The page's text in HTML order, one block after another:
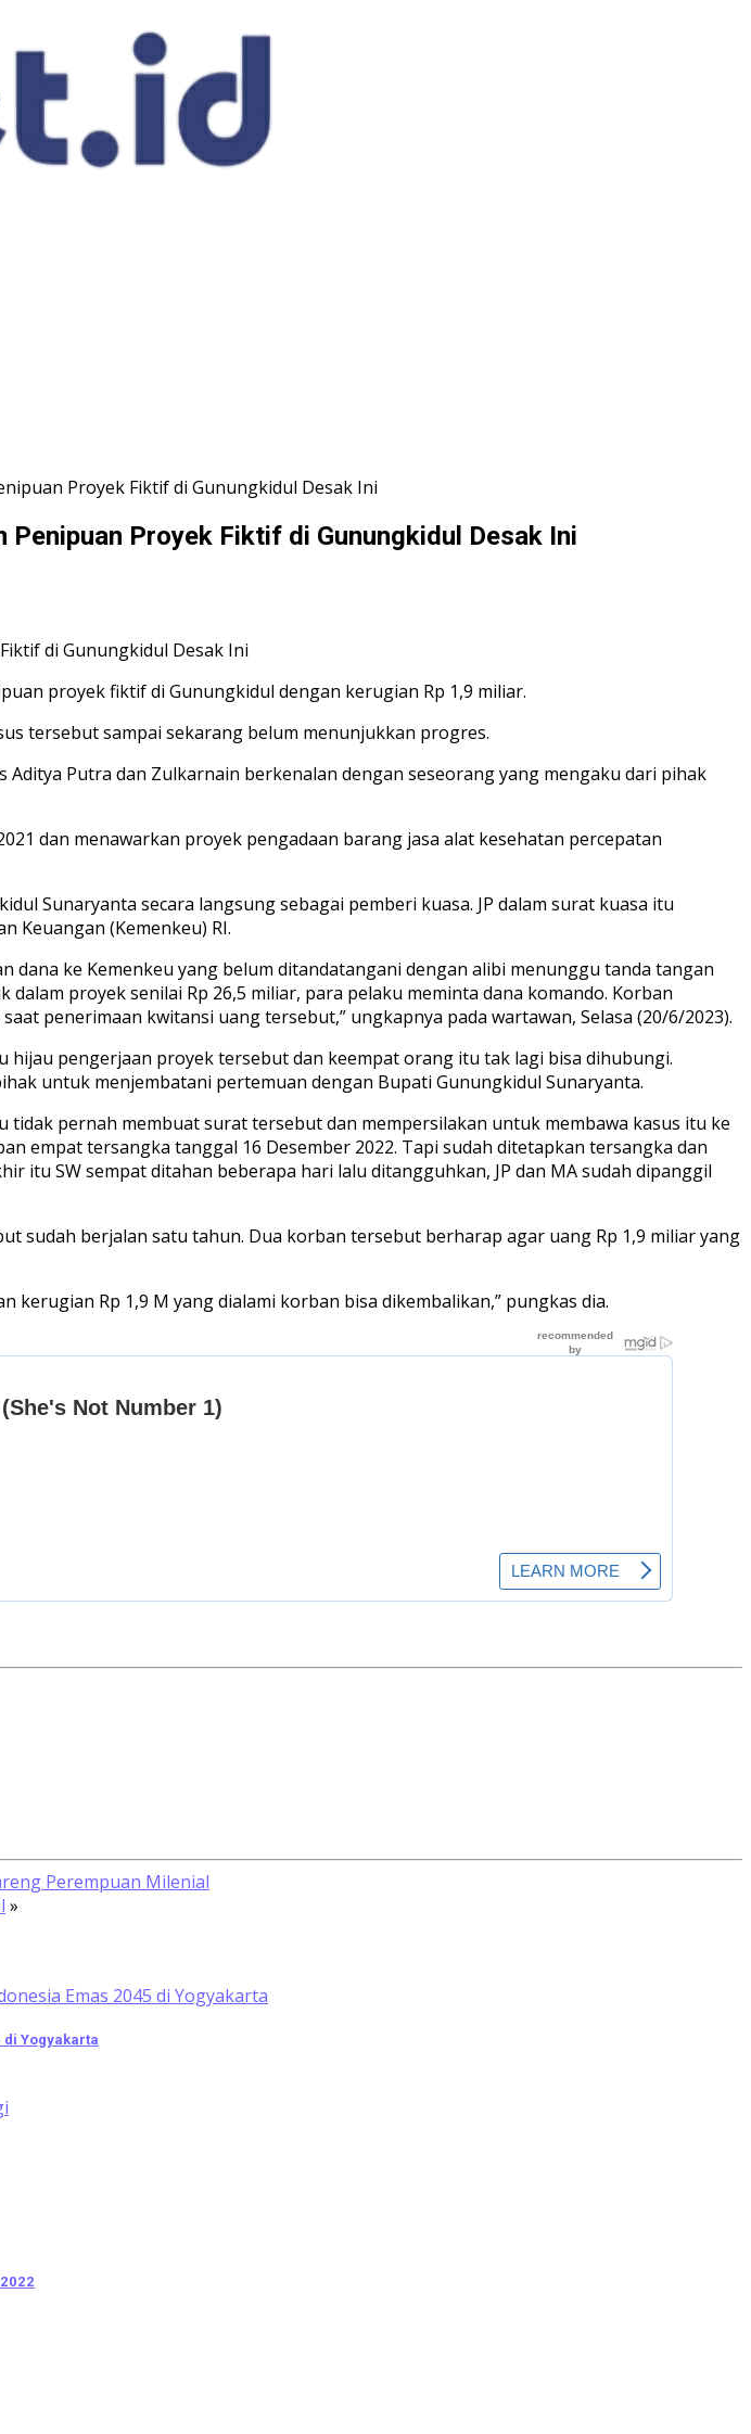
Proyek Fiktif di Gunungkidul Desak Ini
Proyek Fiktif di Gunungkidul Desak Ini
proyek fiktif di Gunungkidul dengan kerugian Rp 1,9 miliar.
tersebut sampai sekarang belum menunjukkan progres.
Putra dan Zulkarnain berkenalan dengan seseorang yang mengaku dari pihak
dan menawarkan proyek pengadaan barang jasa alat kesehatan percepatan
Sunaryanta secara langsung sebagai pemberi kuasa. JP dalam surat kuasa itu
Keuangan (Kemenkeu) RI.
ke Kemenkeu yang belum ditandatangani dengan alibi menunggu tanda tangan
proyek senilai Rp 26,5 miliar, para pelaku meminta dana komando. Korban
penerimaan kwitansi uang tersebut,” ungkapnya pada wartawan, Selasa (20/6/2023).
pengerjaan proyek tersebut dan keempat orang itu tak lagi bisa dihubungi.
untuk menjembatani pertemuan dengan Bupati Gunungkidul Sunaryanta.
pernah membuat surat tersebut dan mempersilakan untuk membawa kasus itu ke
empat tersangka tanggal 16 Desember 2022. Tapi sudah ditetapkan tersangka dan
itu SW sempat ditahan beberapa hari lalu ditangguhkan, JP dan MA sudah dipanggil
sudah berjalan satu tahun. Dua korban tersebut berharap agar uang Rp 1,9 miliar yang
Rp 1,9 M yang dialami korban bisa dikembalikan,” pungkas dia.
Perempuan Milenial
»
Yogyakarta